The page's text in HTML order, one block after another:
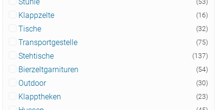
Stühle
Klappzelte (16)
Tische (32)
Transportgestelle (75)
Stehtische (137)
Bierzeltgarnituren (54)
Outdoor (30)
Klapptheken (23)